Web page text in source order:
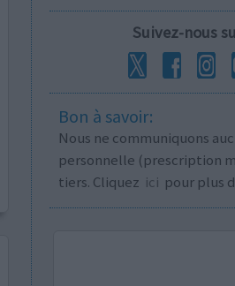
Suivez-nous
Bon à savoir:
Nous ne communiquons
personnelle (prescription
tiers. Cliquez ici pour plus